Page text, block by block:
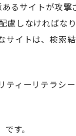
るサイトが攻撃
慮しなければな
サイトは、検索
ティーリテラシ
す。